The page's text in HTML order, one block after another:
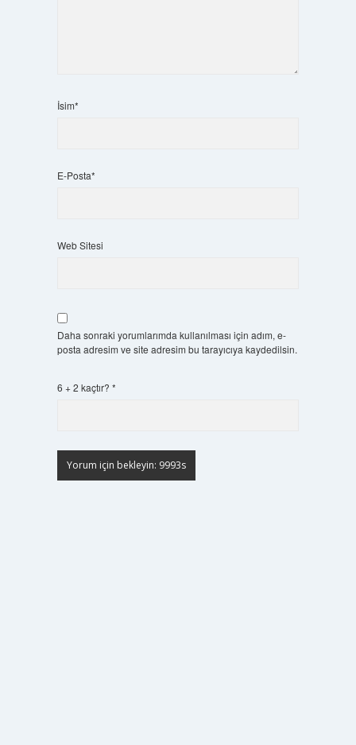
İsim*
E-Posta*
Web Sitesi
Daha sonraki yorumlarımda kullanılması için adım, e-
posta adresim ve site adresim bu tarayıcıya kaydedilsin.
6 + 2 kaçtır? *